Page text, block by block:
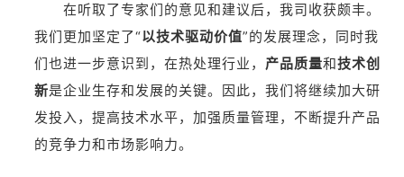
在听取了专家们的意见和建议后，我司收获颇丰。
我们更加坚定了“以技术驱动价值”的发展理念，同时我
们也进一步意识到，在热处理行业， 产品质量和技术创
新是企业生存和发展的关键。因此，我们将继续加大研
发投入，提高技术水平，加强质量管理，不断提升产品
的竞争力和市场影响力。